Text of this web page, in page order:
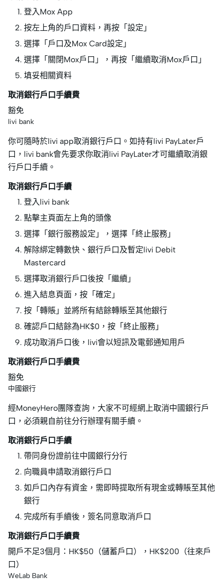
登入Mox App
按左上角的戶口資料，再按「設定」
選擇「戶口及Mox Card設定」
選擇「關閉Mox戶口」，再按「繼續取消Mox戶口」
填妥相關資料
取消銀行戶口手續費
豁免
livi bank
你可隨時於livi app取消銀行戶口。如持有livi PayLater戶
口，livi bank會先要求你取消livi PayLater才可繼續取消銀
行戶口手續。
取消銀行戶口手續
登入livi bank
點擊主頁面左上角的頭像
選擇「銀行服務設定」，選擇「終止服務」
解除綁定轉數快、銀行戶口及暫定livi Debit
Mastercard
選擇取消銀行戶口後按「繼續」
進入結息頁面，按「確定」
按「轉賬」並將所有結餘轉賬至其他銀行
確認戶口結餘為HK$0，按「終止服務」
成功取消戶口後，livi會以短訊及電郵通知用戶
取消銀行戶口手續費
豁免
中國銀行
經MoneyHero團隊查詢，大家不可經網上取消中國銀行戶
口，必須親自前往分行辦理有關手續。
取消銀行戶口手續
帶同身份證前往中國銀行分行
向職員申請取消銀行戶口
如戶口內存有資金，需即時提取所有現金或轉賬至其他
銀行
完成所有手續後，簽名同意取消戶口
取消銀行戶口手續費
開戶不足3個月：HK$50（儲蓄戶口），HK$200（往來戶
口）
WeLab Bank